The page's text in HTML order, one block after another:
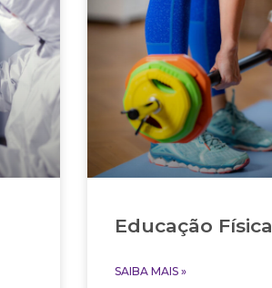
Educação Física
SAIBA MAIS »